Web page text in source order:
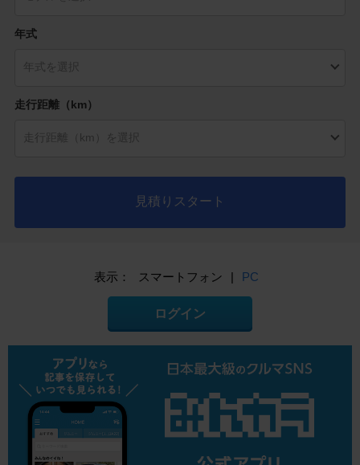
年式
走行距離（km）
見積りスタート
表示： スマートフォン | PC
ログイン